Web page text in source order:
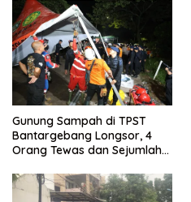
Gunung Sampah di TPST
Bantargebang Longsor, 4
Orang Tewas dan Sejumlah